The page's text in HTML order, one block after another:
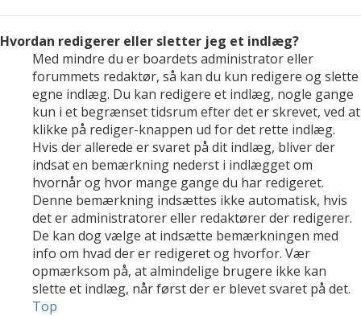
Hvordan redigerer eller sletter jeg et indlæg?
Med mindre du er boardets administrator eller
forummets redaktør, så kan du kun redigere og slette
egne indlæg. Du kan redigere et indlæg, nogle gange
kun i et begrænset tidsrum efter det er skrevet, ved at
klikke på rediger-knappen ud for det rette indlæg.
Hvis der allerede er svaret på dit indlæg, bliver der
indsat en bemærkning nederst i indlægget om
hvornår og hvor mange gange du har redigeret.
Denne bemærkning indsættes ikke automatisk, hvis
det er administratorer eller redaktører der redigerer.
De kan dog vælge at indsætte bemærkningen med
info om hvad der er redigeret og hvorfor. Vær
opmærksom på, at almindelige brugere ikke kan
slette et indlæg, når først der er blevet svaret på det.
Top